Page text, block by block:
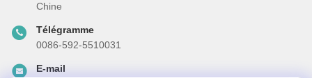
Chine
Télégramme
0086-592-5510031
E-mail